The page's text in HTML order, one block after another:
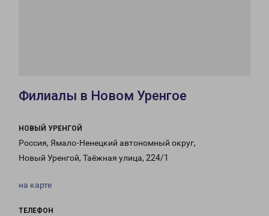
Филиалы в Новом Уренгое
НОВЫЙ УРЕНГОЙ
Россия, Ямало-Ненецкий автономный округ,
Новый Уренгой, Таёжная улица, 224/1
на карте
ТЕЛЕФОН